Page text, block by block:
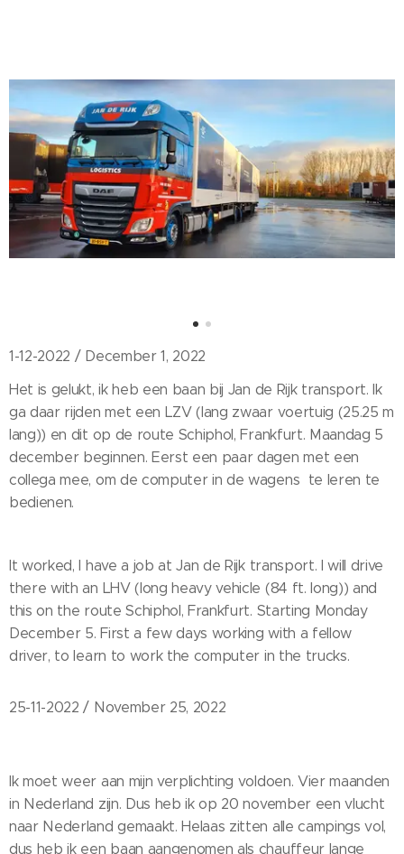
1-12-2022 / December 1, 2022
Het is gelukt, ik heb een baan bij Jan de Rijk transport. Ik
ga daar rijden met een LZV (lang zwaar voertuig (25.25 m
lang)) en dit op de route Schiphol, Frankfurt. Maandag 5
december beginnen. Eerst een paar dagen met een
collega mee, om de computer in de wagens te leren te
bedienen.
It worked, I have a job at Jan de Rijk transport. I will drive
there with an LHV (long heavy vehicle (84 ft. long)) and
this on the route Schiphol, Frankfurt. Starting Monday
December 5. First a few days working with a fellow
driver, to learn to work the computer in the trucks.
25-11-2022 / November 25, 2022
Ik moet weer aan mijn verplichting voldoen. Vier maanden
in Nederland zijn. Dus heb ik op 20 november een vlucht
naar Nederland gemaakt. Helaas zitten alle campings vol,
dus heb ik een baan aangenomen als chauffeur lange